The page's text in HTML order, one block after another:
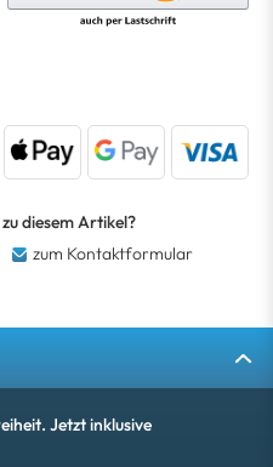
diesem Artikel?
zum Kontaktformular
Jetzt inklusive